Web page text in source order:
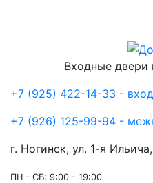
Входные двери
+7 (925) 422-14-33 -
+7 (926) 125-99-94 -
г. Ногинск, ул. 1-я
ПН - СБ: 9:00 - 19:00